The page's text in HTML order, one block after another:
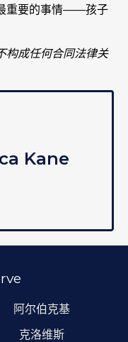
重要的事情——孩子
构成任何合同法律关
Kane
阿尔伯克基
克洛维斯